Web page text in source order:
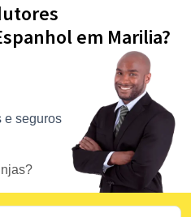
em Marilia?
e seguros